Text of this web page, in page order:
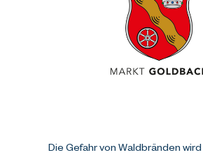
Die Gefahr von Waldbränden